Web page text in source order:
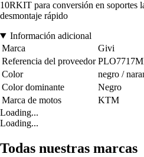
10RKIT para conversión en soportes
desmontaje rápido
Información adicional
Marca
Givi
Referencia del proveedor
Color
negro /
Color dominante
Negro
Marca de motos
KTM
Loading...
Loading...
Todas nuestras marcas